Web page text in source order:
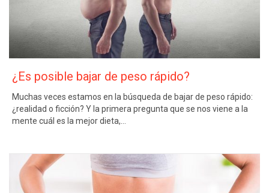
¿Es posible bajar de peso rápido?
Muchas veces estamos en la búsqueda de bajar de peso rápido:
¿realidad o ficción? Y la primera pregunta que se nos viene a la
mente cuál es la mejor dieta,…